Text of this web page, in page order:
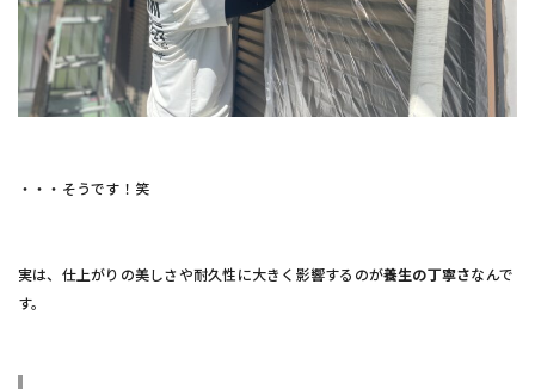
・・・そうです！笑
実は、仕上がりの美しさや耐久性に大きく影響するのが養生の丁寧さなんで
す。